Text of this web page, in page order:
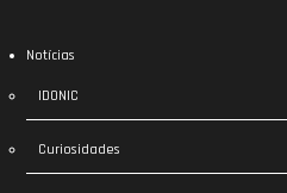
Notícias
IDONIC
Curiosidades